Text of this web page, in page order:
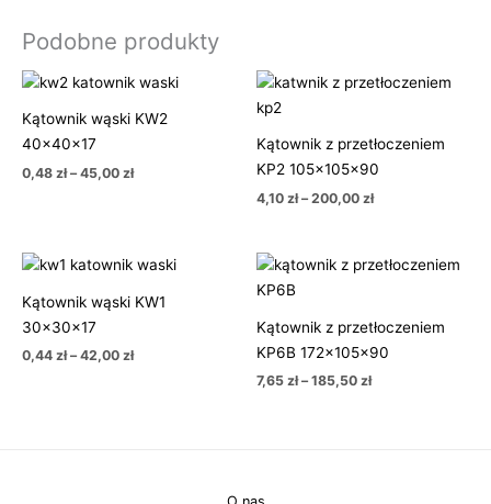
Podobne produkty
Kątownik wąski KW2
40x40x17
0,48 zł – 45,00 zł
Zakres
cen:
od
0,48 zł
45,00 zł
Kątownik z przetłoczeniem
KP2 105x105x90
4,10 zł – 200,00 zł
Zakres
do
200,00 zł
Kątownik wąski KW1
30x30x17
0,44 zł – 42,00 zł
Zakres
cen:
od
0,44 zł
42,00 zł
Kątownik z przetłoczeniem
KP6B 172x105x90
7,65 zł – 185,50 zł
Zakres
cen:
do
185,50 zł